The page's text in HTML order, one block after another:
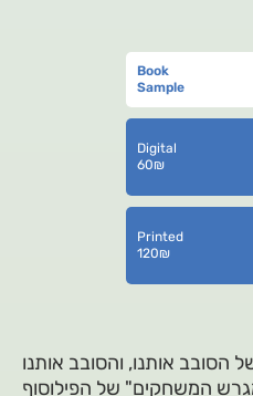
Book
Sample
Digital
60₪
Printed
120₪
הסובב אותנו, והסובב אותנו